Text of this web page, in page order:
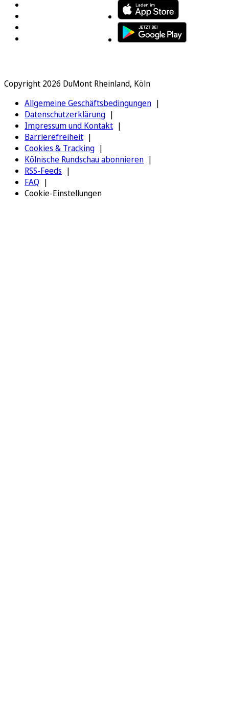
Copyright 2026 DuMont Rheinland, Köln
Allgemeine Geschäftsbedingungen
Datenschutzerklärung
Impressum und Kontakt
Barrierefreiheit
Cookies & Tracking
Kölnische Rundschau abonnieren
RSS-Feeds
FAQ
Cookie-Einstellungen